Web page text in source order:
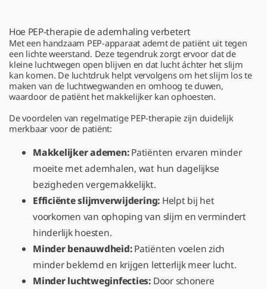
Hoe PEP-therapie de ademhaling verbetert
Met een handzaam PEP-apparaat ademt de patiënt uit tegen
een lichte weerstand. Deze tegendruk zorgt ervoor dat de
kleine luchtwegen open blijven en dat lucht áchter het slijm
kan komen. De luchtdruk helpt vervolgens om het slijm los te
maken van de luchtwegwanden en omhoog te duwen,
waardoor de patiënt het makkelijker kan ophoesten.
De voordelen van regelmatige PEP-therapie zijn duidelijk
merkbaar voor de patiënt:
Makkelijker ademen:Patiënten ervaren minder
moeite met ademhalen, wat hun dagelijkse
bezigheden vergemakkelijkt.
Efficiënte slijmverwijdering: Helpt bij het
voorkomen van ophoping van slijm en vermindert
hinderlijk hoesten.
Minder benauwdheid:Patiënten voelen zich
minder beklemd en krijgen letterlijk meer lucht.
Minder luchtweginfecties: Door schonere